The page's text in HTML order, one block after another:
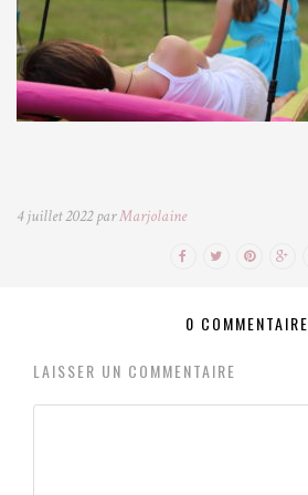
4 juillet 2022 parMarjolaine
0 COMMENTAIRE
LAISSER UN COMMENTAIRE